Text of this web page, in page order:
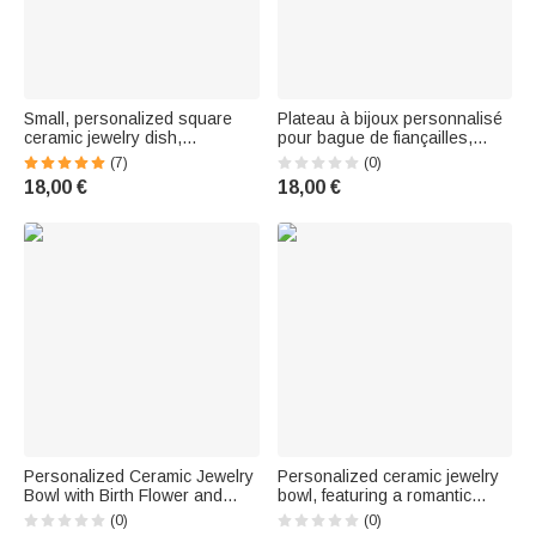
Small, personalized square
ceramic jewelry dish,
decorated with a photo of your
pet in a colorful, graffiti-
inspired oil painting style,
use as
(7)
18,00 €
Plateau à bijoux personnalisé
pour bague de fiançailles,
avec bordure en or, gravé des
prénoms du couple, de la date
et d'un message – Cadeau de
(0)
18,00 €
Personalized Ceramic Jewelry
Bowl with Birth Flower and
First Name – Birthday or
(0)
Personalized ceramic jewelry
bowl, featuring a romantic
design with a monogram and
(0)